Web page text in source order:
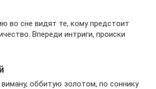
во сне видят те, кому предстоит
Впереди интриги, происки
оббитую золотом, по соннику